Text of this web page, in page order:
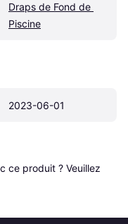
Draps de Fond de
Piscine
2023-06-01
ce produit ? Veuillez